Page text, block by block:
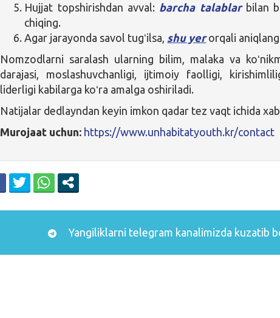
Hujjat topshirishdan avval: barcha talablarbilan
chiqing.
Agar jarayonda savol tugʻilsa, shu yer orqali
Nomzodlarni saralash ularning bilim, malaka va
darajasi, moslashuvchanligi, ijtimoiy faolligi,
liderligi kabilarga koʻra amalga oshiriladi.
Natijalar dedlayndan keyin imkon qadar tez vaqt ichida
Murojaat uchun: https://www.unhabitatyouth.kr/contact
Yangiliklarni telegram kanalimizda kuzatib